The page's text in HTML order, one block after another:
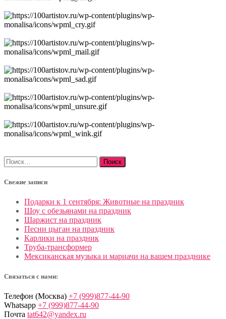
Найти:
Свежие записи
Подарки к 1 сентября: Животные на праздник
Шоу с обезьянами на праздник
Шаржист на праздник
Песни цыган на праздник
Карлики на праздник
Труба-трансформер
Мексиканская музыка и мариачи на вашем празднике
Связаться с нами:
Телефон (Москва) +7 (999)877-44-90
Whatsapp +7 (999)877-44-90
Почта tat642@yandex.ru